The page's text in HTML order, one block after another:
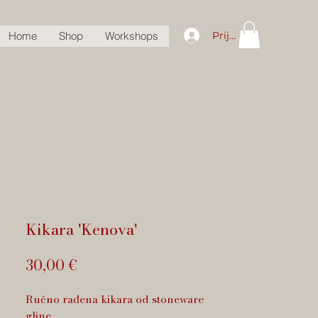
Home Shop Workshops Prijava
Kikara 'Kenova'
30,00 €
Ručno rađena kikara od stoneware